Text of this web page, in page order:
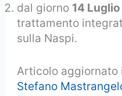
dal giorno 14
trattamento
sulla Naspi.
Articolo aggiornato
Stefano